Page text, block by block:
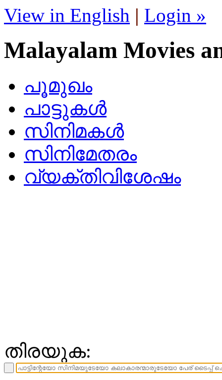
View in English | Login »
Malayalam Movies
പൂമുഖം
പാട്ടുകള്‍
സിനിമകള്‍
സിനിമേതരം
വ്യക്തിവിശേഷം
തിരയുക: